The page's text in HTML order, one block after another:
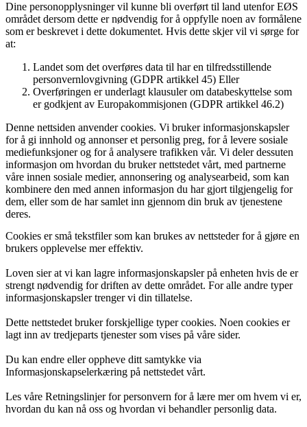
Dine personopplysninger vil kunne bli overført til land utenfor EØS
området dersom dette er nødvendig for å oppfylle noen av formålene
som er beskrevet i dette dokumentet. Hvis dette skjer vil vi sørge for
at:
Landet som det overføres data til har en tilfredsstillende
personvernlovgivning (GDPR artikkel 45) Eller
Overføringen er underlagt klausuler om databeskyttelse som
er godkjent av Europakommisjonen (GDPR artikkel 46.2)
Denne nettsiden anvender cookies. Vi bruker informasjonskapsler
for å gi innhold og annonser et personlig preg, for å levere sosiale
mediefunksjoner og for å analysere trafikken vår. Vi deler dessuten
informasjon om hvordan du bruker nettstedet vårt, med partnerne
våre innen sosiale medier, annonsering og analysearbeid, som kan
kombinere den med annen informasjon du har gjort tilgjengelig for
dem, eller som de har samlet inn gjennom din bruk av tjenestene
deres.
Cookies er små tekstfiler som kan brukes av nettsteder for å gjøre en
brukers opplevelse mer effektiv.
Loven sier at vi kan lagre informasjonskapsler på enheten hvis de er
strengt nødvendig for driften av dette området. For alle andre typer
informasjonskapsler trenger vi din tillatelse.
Dette nettstedet bruker forskjellige typer cookies. Noen cookies er
lagt inn av tredjeparts tjenester som vises på våre sider.
Du kan endre eller oppheve ditt samtykke via
Informasjonskapselerkæring på nettstedet vårt.
Les våre Retningslinjer for personvern for å lære mer om hvem vi er,
hvordan du kan nå oss og hvordan vi behandler personlig data.